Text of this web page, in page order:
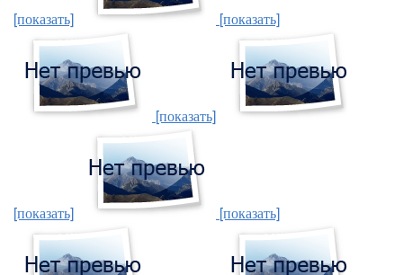
[показать] [показать]
[показать]
[показать] [показать]